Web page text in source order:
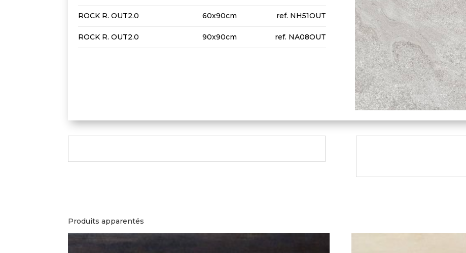
ROCK R. OUT2.0 60x90cm NH51OUT
ROCK R. OUT2.0 90x90cm NA08OUT
Produits apparentés